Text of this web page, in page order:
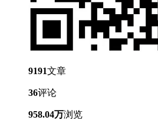
9191文章
36评论
958.04万浏览